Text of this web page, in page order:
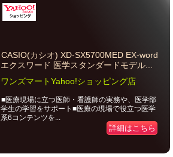
CASIO(カシオ) XD-SX5700MED EX-word
エクスワード 医学スタンダードモデル...
ワンズマートYahoo!ショッピング店
■医療現場に立つ医師・看護師の実務や、医学部
学生の学習をサポート■医療の現場で役立つ医学
系6コンテンツを...
詳細はこちら